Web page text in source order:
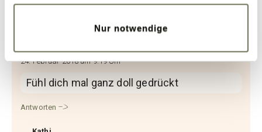
Nur notwendige
Kommentare
Kathrin
24. Februar 2018 um 9:19 Uhr
Fühl dich mal ganz doll gedrückt
Antworten